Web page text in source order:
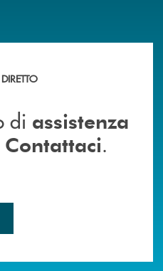
immediata? Contattaci .
di assistenza
Contattaci.